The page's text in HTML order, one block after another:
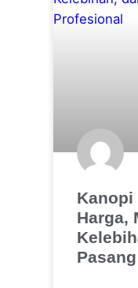
Kanopi
Harga,